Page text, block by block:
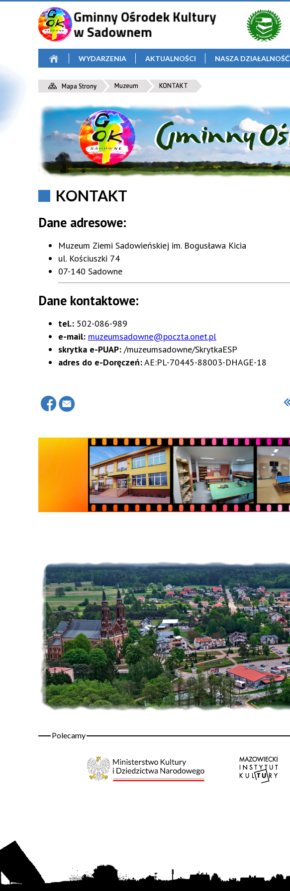
WYDARZENIA AKTUALNOŚCI NASZA DZIAŁALNOŚĆ
Mapa Strony Muzeum KONTAKT
KONTAKT
Dane adresowe:
Muzeum Ziemi Sadowieńskiej im. Bogusława Kicia
ul. Kościuszki 74
07-140 Sadowne
Dane kontaktowe:
tel.:502-086-989
e-mail: muzeumsadowne@poczta.onet.pl
skrytka e-PUAP:/muzeumsadowne/SkrytkaESP
adres do e-Doręczeń:AE:PL-70445-88003-DHAGE-18